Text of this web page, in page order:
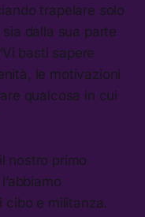
trapelare solo
dalla sua parte
basti sapere
le motivazioni
qualcosa in cui
nostro primo
l’abbiamo
cibo e militanza.